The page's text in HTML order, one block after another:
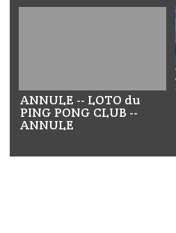
ANNULE -- LOTO du
PING PONG CLUB --
ANNULE